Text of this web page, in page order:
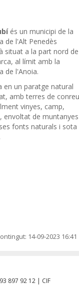
és un municipi de la
de l'Alt Penedès
situat a la part nord de
al límit amb la
de l'Anoia.
en un paratge natural
amb terres de
vinyes, camp,
envoltat de muntanyes
fonts naturals i sota
14-09-2023 16:41
897 92 12 | CIF